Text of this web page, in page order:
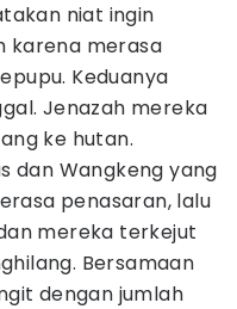
niat ingin
karena merasa
Keduanya
Jenazah mereka
ke hutan.
dan Wangkeng yang
penasaran, lalu
mereka terkejut
Bersamaan
dengan jumlah